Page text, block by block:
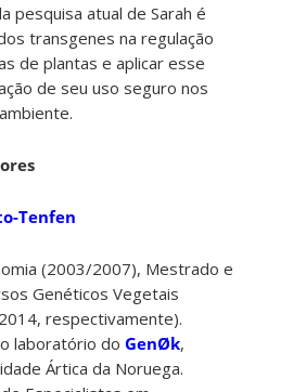
pesquisa atual de Sarah é
transgenes na regulação
de plantas e aplicar esse
de seu uso seguro nos
Tenfen
(2003/2007), Mestrado e
Genéticos Vegetais
respectivamente).
laboratório doGenØk,
Ártica da Noruega.